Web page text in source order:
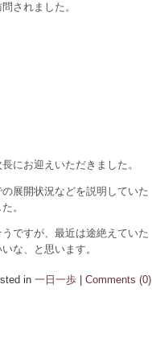
されました。
にお迎えいただきました。
展開状況などを説明していた
。
ですが、最近は途絶えていた
な、と思います。
in 一日一歩 | Comments (0)